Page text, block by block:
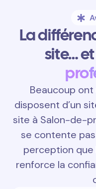
La
site…
Beaucoup
disposent d’un
site à Salon-de-
se contente pas
perception que
renforce la